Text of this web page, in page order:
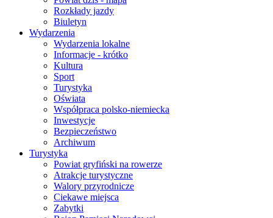
Rozkłady jazdy
Biuletyn
Wydarzenia
Wydarzenia lokalne
Informacje - krótko
Kultura
Sport
Turystyka
Oświata
Współpraca polsko-niemiecka
Inwestycje
Bezpieczeństwo
Archiwum
Turystyka
Powiat gryfiński na rowerze
Atrakcje turystyczne
Walory przyrodnicze
Ciekawe miejsca
Zabytki